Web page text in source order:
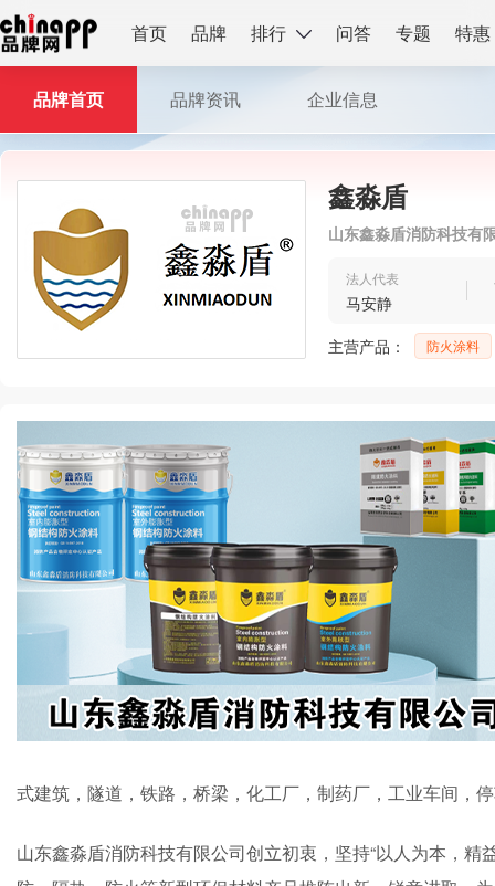
首页 品牌 排行 问答 专题 特惠
鑫淼盾
山东鑫淼盾消防科技有
法人代表
马安静
主营产品：
防火涂料
品牌首页 品牌资讯 企业信息
式建筑，隧道，铁路，桥梁，化工厂，制药厂，工业车间，
山东鑫淼盾消防科技有限公司创立初衷，坚持“以人为本，